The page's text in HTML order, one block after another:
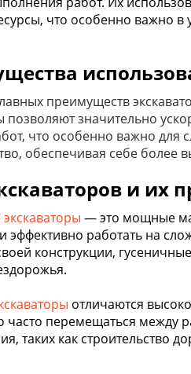
что особенно важно в
преимуществ
позволяют значительно
что особенно важно для
обеспечивая себе более
и их
— это мощные
эффективно работать на
конструкции,
отличаются
часто перемещаться между
таких как строительство